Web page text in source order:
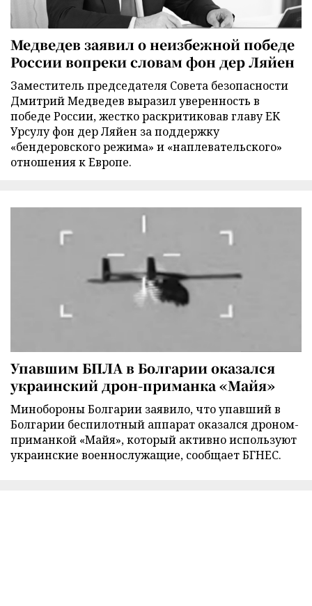
Медведев заявил о неизбежной победе
России вопреки словам фон дер Ляйен
Заместитель председателя Совета безопасности
Дмитрий Медведев выразил уверенность в
победе России, жестко раскритиковав главу ЕК
Урсулу фон дер Ляйен за поддержку
«бендеровского режима» и «наплевательского»
отношения к Европе.
Упавшим БПЛА в Болгарии оказался
украинский дрон-приманка «Майя»
Минобороны Болгарии заявило, что упавший в
Болгарии беспилотный аппарат оказался дроном-
приманкой «Майя», который активно используют
украинские военнослужащие, сообщает БГНЕС.